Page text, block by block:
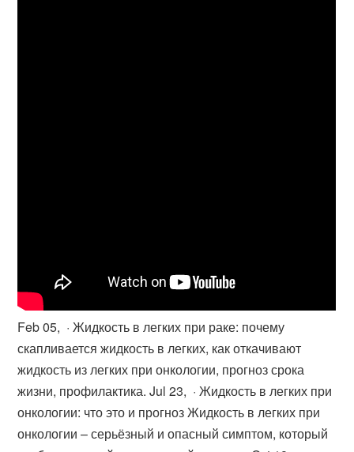
Feb 05, · Жидкость в легких при раке: почему
скапливается жидкость в легких, как откачивают
жидкость из легких при онкологии, прогноз срока
жизни, профилактика. Jul 23, · Жидкость в легких при
онкологии: что это и прогноз Жидкость в легких при
онкологии – серьёзный и опасный симптом, который